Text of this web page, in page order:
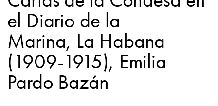
el Diario de la
Marina, La Habana
(1909-1915), Emilia
Pardo Bazán